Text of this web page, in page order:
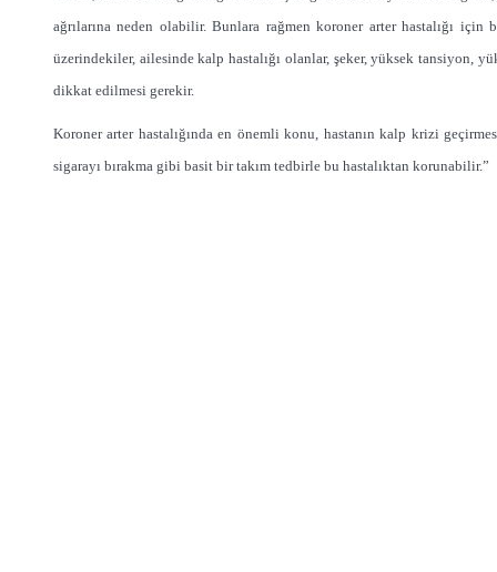
ağrılarına neden olabilir. Bunlara rağmen koroner arter hastalığı
üzerindekiler, ailesinde kalp hastalığı olanlar, şeker, yüksek tansiyon,
dikkat edilmesi gerekir.
Koroner arter hastalığında en önemli konu, hastanın kalp krizi
sigarayı bırakma gibi basit bir takım tedbirle bu hastalıktan korunabilir.”